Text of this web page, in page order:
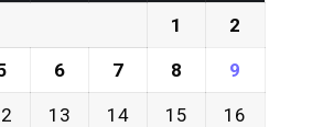
1 2
6 7 8 9
13 14 15 16